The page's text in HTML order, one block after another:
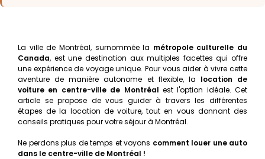
La ville de Montréal, surnommée la métropole culturelle du
Canada, est une destination aux multiples facettes qui offre
une expérience de voyage unique. Pour vous aider à vivre cette
aventure de manière autonome et flexible, la location de
voiture en centre-ville de Montréal est l'option idéale. Cet
article se propose de vous guider à travers les différentes
étapes de la location de voiture, tout en vous donnant des
conseils pratiques pour votre séjour à Montréal.
Ne perdons plus de temps et voyons comment louer une auto
dans le centre-ville de Montréal !